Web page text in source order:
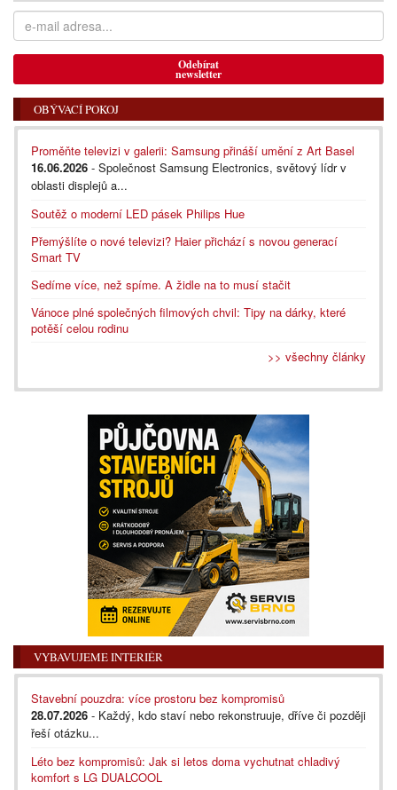
Odebírat
newsletter
OBÝVACÍ POKOJ
Proměňte televizi v galerii: Samsung přináší umění z Art Basel
16.06.2026 - Společnost Samsung Electronics, světový lídr v
oblasti displejů a...
Soutěž o moderní LED pásek Philips Hue
Přemýšlíte o nové televizi? Haier přichází s novou generací
Smart TV
Sedíme více, než spíme. A židle na to musí stačit
Vánoce plné společných filmových chvil: Tipy na dárky, které
potěší celou rodinu
>> všechny články
VYBAVUJEME INTERIÉR
Stavební pouzdra: více prostoru bez kompromisů
28.07.2026 - Každý, kdo staví nebo rekonstruuje, dříve či později
řeší otázku...
Léto bez kompromisů: Jak si letos doma vychutnat chladivý
komfort s LG DUALCOOL